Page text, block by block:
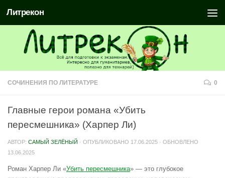
Литрекон
СОЧИНЕНИЯ ПО ЛИТЕРАТУРЕ 0
Главные герои романа «Убить
пересмешника» (Харпер Ли)
АВТОР: САМЫЙ ЗЕЛЁНЫЙ · ОПУБЛИКОВАНО 17.06.2025 · ОБНОВЛЕНО
13.06.2025
Роман Харпер Ли «Убить пересмешника» — это глубокое